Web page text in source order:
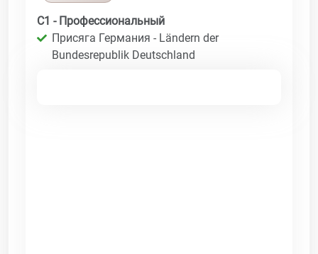
C1 - Профессиональный
Присяга Германия - Ländern der
Bundesrepublik Deutschland